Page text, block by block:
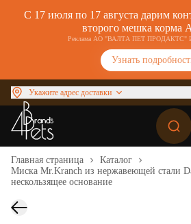
С 17 июля по 17 августа дарим
второго мешка корма
Реклама АО "ВАЛТА ПЕТ ПРОДАКТС"
Узнать
Укажите адрес доставки
Главная страница
Каталог
Миска Mr.Kranch из нержавеющей стали
нескользящее основание